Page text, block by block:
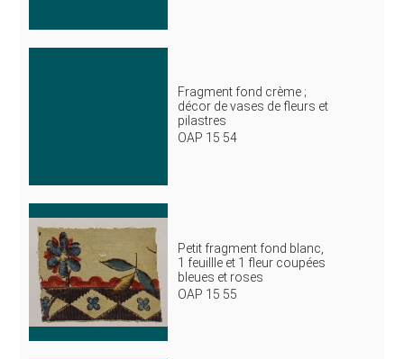
Fragment fond crème ;
décor de vases de fleurs et
pilastres
OAP 15 54
Petit fragment fond blanc,
1 feuillle et 1 fleur coupées
bleues et roses
OAP 15 55